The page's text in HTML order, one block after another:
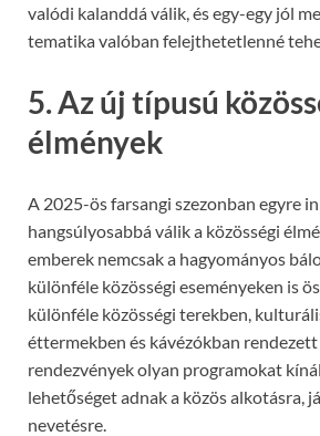
valódi kalanddá válik, és egy-egy jól
tematika valóban felejthetetlenné
5. Az új típusú
élmények
A 2025-ös farsangi szezonban egyre
hangsúlyosabbá válik a közösségi
emberek nemcsak a hagyományos
különféle közösségi eseményeken is
különféle közösségi terekben,
éttermekben és kávézókban
rendezvények olyan programokat
lehetőséget adnak a közös alkotásra,
nevetésre.